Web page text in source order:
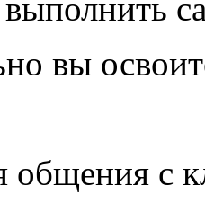
вы
общения с